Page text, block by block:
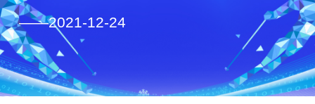
——2021-12-24